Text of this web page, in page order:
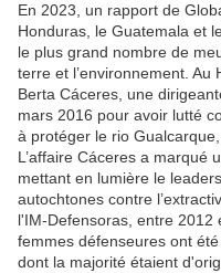
En 2023, un rapport de
Honduras, le Guatemala et
le plus grand nombre de
terre et l’environnement.
Berta Cáceres, une
mars 2016 pour avoir lutté
à protéger le rio
L’affaire Cáceres a marqué
mettant en lumière le
autochtones contre
l'IM-Defensoras, entre
femmes défenseures ont
dont la majorité étaient